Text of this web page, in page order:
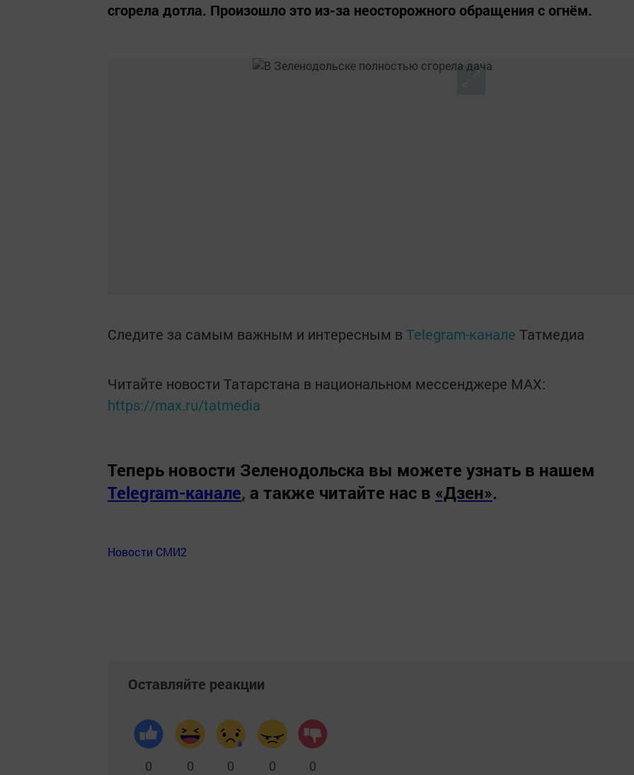
сгорела дотла. Произошло это из-за неосторожного обращения с огнём.
Следите за самым важным и интересным в Telegram-канале Татмедиа
Читайте новости Татарстана в национальном мессенджере MАХ:
https://max.ru/tatmedia
Теперь новости Зеленодольска вы можете узнать в нашем
Telegram-канале, а также читайте нас в «Дзен».
Новости СМИ2
Оставляйте реакции
0 0 0 0 0